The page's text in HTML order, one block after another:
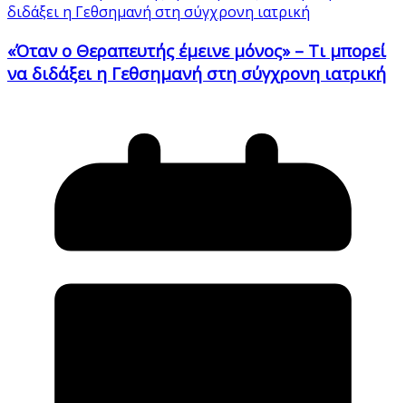
«Όταν ο Θεραπευτής έμεινε μόνος» – Τι μπορεί
να διδάξει η Γεθσημανή στη σύγχρονη ιατρική